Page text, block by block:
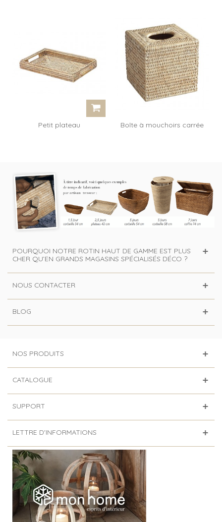
Petit plateau
Boîte à mouchoirs carrée
POURQUOI NOTRE ROTIN HAUT DE GAMME EST PLUS
CHER QU’EN GRANDS MAGASINS SPÉCIALISÉS DÉCO ?
NOUS CONTACTER
BLOG
NOS PRODUITS
CATALOGUE
SUPPORT
LETTRE D'INFORMATIONS